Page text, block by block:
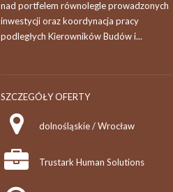
nad portfelem równolegle prowadzonych
inwestycji oraz koordynacja pracy
podległych Kierowników Budów i...
SZCZEGÓŁY OFERTY
dolnośląskie / Wrocław
Trustark Human Solutions